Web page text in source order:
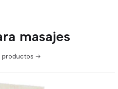
masajes
productos